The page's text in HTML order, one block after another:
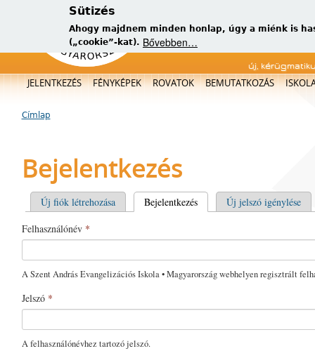
Sütizés
Ahogy majdnem minden honlap, úgy a miénk is
(„cookie”-kat). Bővebben…
új,
Főmenü
JELENTKEZÉS FÉNYKÉPEK ROVATOK BEMUTATKOZÁS
Jelenlegi hely
Címlap
Bejelentkezés
Elsődleges fülek
Új fiók létrehozása Bejelentkezés(aktív fül)Új jelszó igénylése
Felhasználónév *
A Szent András Evangelizációs Iskola • Magyarország webhelyen regisztrált
Jelszó *
A felhasználónévhez tartozó jelszó.